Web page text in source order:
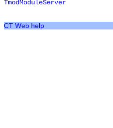
TmodModuleServer
CT Web help